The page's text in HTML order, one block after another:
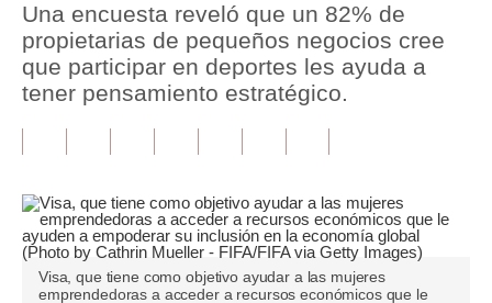
Política
Tu Dinero
Finanzas Personales
Plus G
Opinión
Una encuesta reveló que un 82% de
propietarias de pequeños negocios cree
que participar en deportes les ayuda a
tener pensamiento estratégico.
Visa, que tiene como objetivo ayudar a las mujeres
emprendedoras a acceder a recursos económicos que le